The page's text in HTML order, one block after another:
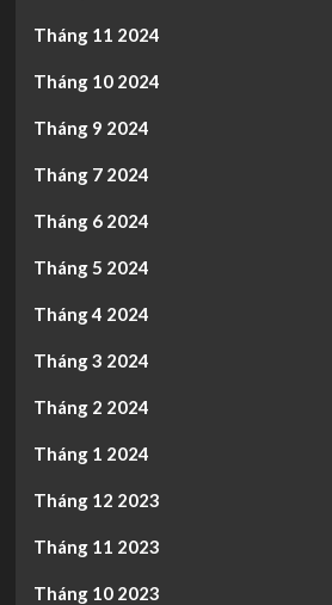
Tháng 11 2024
Tháng 10 2024
Tháng 9 2024
Tháng 7 2024
Tháng 6 2024
Tháng 5 2024
Tháng 4 2024
Tháng 3 2024
Tháng 2 2024
Tháng 1 2024
Tháng 12 2023
Tháng 11 2023
Tháng 10 2023